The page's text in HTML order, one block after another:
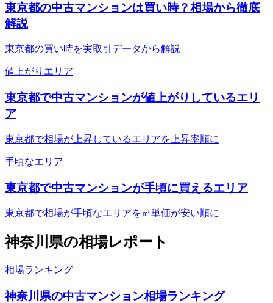
東京都の中古マンションは買い時？相場から徹底
解説
東京都の買い時を実取引データから解説
値上がりエリア
東京都で中古マンションが値上がりしているエリ
ア
東京都で相場が上昇しているエリアを上昇率順に
手頃なエリア
東京都で中古マンションが手頃に買えるエリア
東京都で相場が手頃なエリアを㎡単価が安い順に
神奈川県の相場レポート
相場ランキング
神奈川県の中古マンション相場ランキング